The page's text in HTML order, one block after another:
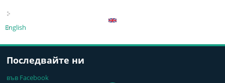
English
Последвайте ни
във Facebook